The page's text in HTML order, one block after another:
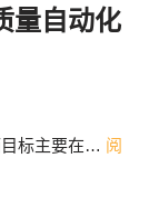
量自动化
目标主要在… 阅